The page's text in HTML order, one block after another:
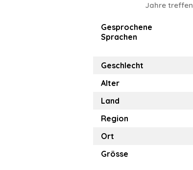
Jahre treffen
Gesprochene
Sprachen
Geschlecht
Alter
Land
Region
Ort
Grösse